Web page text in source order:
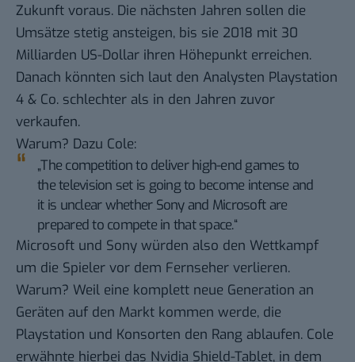
Zukunft voraus. Die nächsten Jahren sollen die
Umsätze stetig ansteigen, bis sie 2018 mit 30
Milliarden US-Dollar ihren Höhepunkt erreichen.
Danach könnten sich laut den Analysten Playstation
4 & Co. schlechter als in den Jahren zuvor
verkaufen.
Warum? Dazu Cole:
„The competition to deliver high-end games to
the television set is going to become intense and
it is unclear whether Sony and Microsoft are
prepared to compete in that space.“
Microsoft und Sony würden also den Wettkampf
um die Spieler vor dem Fernseher verlieren.
Warum? Weil eine komplett neue Generation an
Geräten auf den Markt kommen werde, die
Playstation und Konsorten den Rang ablaufen. Cole
erwähnte hierbei das Nvidia Shield-Tablet, in dem